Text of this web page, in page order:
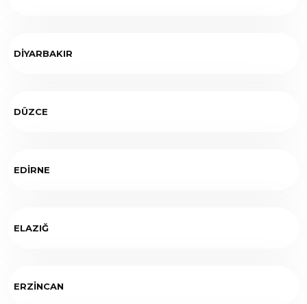
DİYARBAKIR
DÜZCE
EDİRNE
ELAZIĞ
ERZİNCAN